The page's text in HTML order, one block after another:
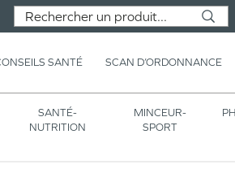
SANTÉ SCAN D’ORDONNANCE
SANTÉ-
NUTRITION
MINCEUR-
SPORT